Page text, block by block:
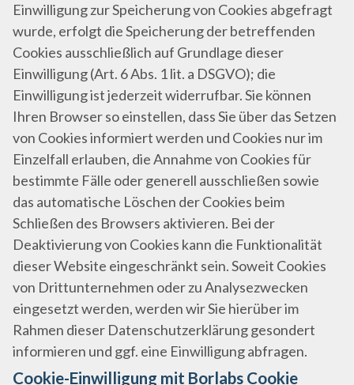
Einwilligung zur Speicherung von Cookies abgefragt
wurde, erfolgt die Speicherung der betreffenden
Cookies ausschließlich auf Grundlage dieser
Einwilligung (Art. 6 Abs. 1 lit. a DSGVO); die
Einwilligung ist jederzeit widerrufbar. Sie können
Ihren Browser so einstellen, dass Sie über das Setzen
von Cookies informiert werden und Cookies nur im
Einzelfall erlauben, die Annahme von Cookies für
bestimmte Fälle oder generell ausschließen sowie
das automatische Löschen der Cookies beim
Schließen des Browsers aktivieren. Bei der
Deaktivierung von Cookies kann die Funktionalität
dieser Website eingeschränkt sein. Soweit Cookies
von Drittunternehmen oder zu Analysezwecken
eingesetzt werden, werden wir Sie hierüber im
Rahmen dieser Datenschutzerklärung gesondert
informieren und ggf. eine Einwilligung abfragen.
Cookie-Einwilligung mit Borlabs Cookie